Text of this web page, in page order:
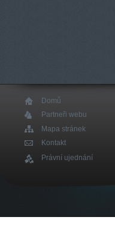
Domů
Partneři webu
Mapa stránek
Kontakt
Právní ujednání